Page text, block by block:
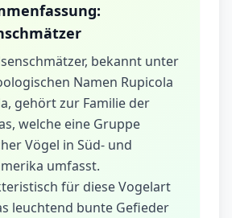
bekannt unter
Namen Rupicola
gehört zur Familie der
welche eine Gruppe
Vögel in Süd- und
umfasst.
für diese Vogelart
leuchtend bunte Gefieder